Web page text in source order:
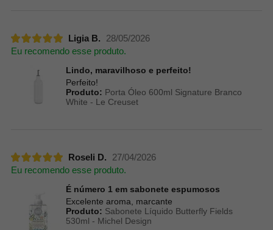
Ligia B.
28/05/2026
Eu recomendo esse produto.
Lindo, maravilhoso e perfeito!
Perfeito!
Produto: Porta Óleo 600ml Signature Branco
White - Le Creuset
Roseli D.
27/04/2026
Eu recomendo esse produto.
É número 1 em sabonete espumosos
Excelente aroma, marcante
Produto: Sabonete Líquido Butterfly Fields
530ml - Michel Design